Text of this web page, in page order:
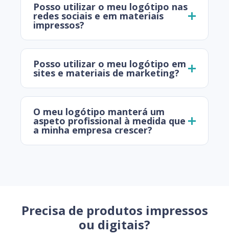
Posso utilizar o meu logótipo nas
redes sociais e em materiais
impressos?
Posso utilizar o meu logótipo em
sites e materiais de marketing?
O meu logótipo manterá um
aspeto profissional à medida que
a minha empresa crescer?
Precisa de produtos impressos
ou digitais?